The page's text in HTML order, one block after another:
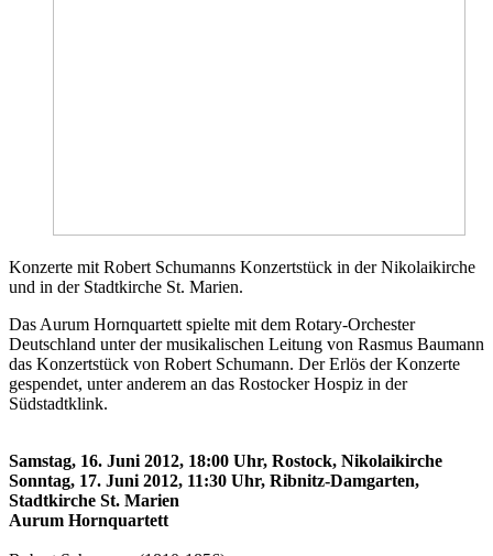
Konzerte mit Robert Schumanns Konzertstück in der Nikolaikirche
und in der Stadtkirche St. Marien.
Das Aurum Hornquartett spielte mit dem Rotary-Orchester
Deutschland unter der musikalischen Leitung von Rasmus Baumann
das Konzertstück von Robert Schumann. Der Erlös der Konzerte
gespendet, unter anderem an das Rostocker Hospiz in der
Südstadtklink.
Samstag, 16. Juni 2012, 18:00 Uhr, Rostock, Nikolaikirche
Sonntag, 17. Juni 2012, 11:30 Uhr, Ribnitz-Damgarten,
Stadtkirche St. Marien
Aurum Hornquartett